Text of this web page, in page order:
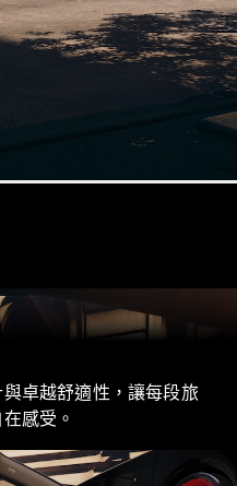
卓越舒適性，讓每段旅
感受。